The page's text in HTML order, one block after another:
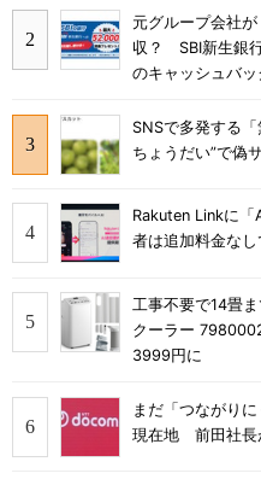
元グループ会社
収？ SBI新生銀
のキャッシュバ
SNSで多発する
ちょうだい”で偽
Rakuten Linkに「
者は追加料金なし
工事不要で14畳
クーラー
3999円に
まだ「つながり
現在地 前田社長